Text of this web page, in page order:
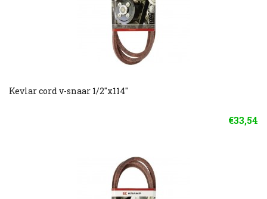
Kevlar cord v-snaar 1/2"x114"
€33,54